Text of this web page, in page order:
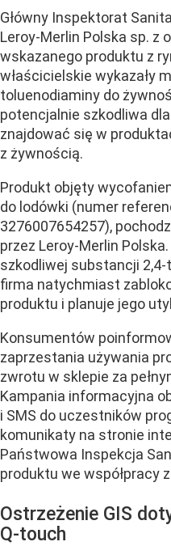
Główny Inspektorat
Leroy-Merlin Polska sp. z
wskazanego produktu z
właścicielskie wykazały
toluenodiaminy do
potencjalnie szkodliwa
znajdować się w
z żywnością.
Produkt objęty
do lodówki (numer
3276007654257),
przez Leroy-Merlin
szkodliwej substancji
firma natychmiast
produktu i planuje jego
Konsumentów
zaprzestania używania
zwrotu w sklepie za
Kampania informacyjna
i SMS do uczestników
komunikaty na stronie
Państwowa Inspekcja
produktu we współpracy
Ostrzeżenie GIS
Q-touch